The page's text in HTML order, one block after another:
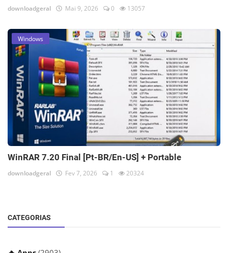
downloadgeral Mai 9, 2026 0 13057
Windows
WinRAR 7.20 Final [Pt-BR/En-US] + Portable
downloadgeral Fev 7, 2026 1 20324
CATEGORIAS